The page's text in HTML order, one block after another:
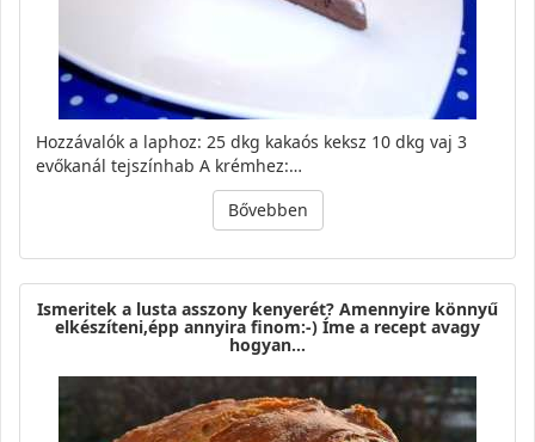
Hozzávalók a laphoz: 25 dkg kakaós keksz 10 dkg vaj 3
evőkanál tejszínhab A krémhez:…
Bővebben
Ismeritek a lusta asszony kenyerét? Amennyire könnyű
elkészíteni,épp annyira finom:-) Íme a recept avagy
hogyan…